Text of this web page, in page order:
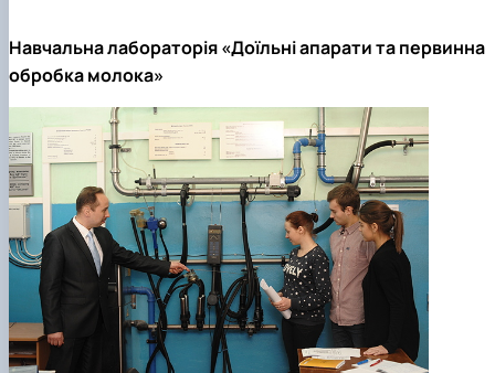
Навчальна лабораторія «Доїльні апарати та первинна
обробка молока»